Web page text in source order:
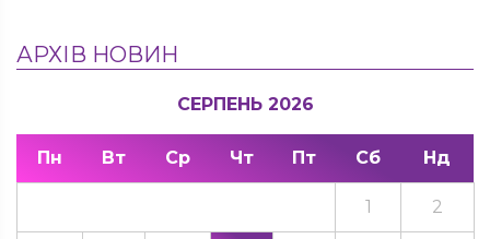
АРХІВ НОВИН
СЕРПЕНЬ 2026
Пн Вт Ср Чт Пт Сб Нд
1 2